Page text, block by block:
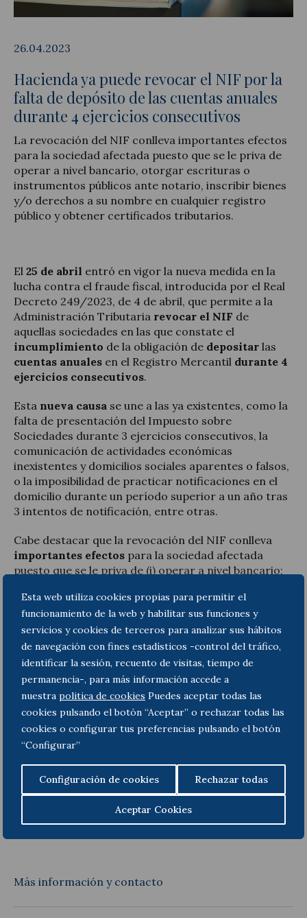
Esta web utiliza cookies propias para permitir el
funcionamiento de la web y habilitar sus funciones y
servicios y cookies de terceros para analizar sus hábitos
de navegación con fines estadísticos -control del tráfico,
identificar la sesión, recuento de visitas, tiempo de
permanencia-, para más información accede a
nuestra politica de cookies Puedes aceptar todas las
cookies pulsando el botón “Aceptar” o rechazar todas las
cookies o configurar tus preferencias pulsando el botón
“Configurar”
Configuración de cookies Rechazar todas
Aceptar Cookies
Legal Update
News and Articles
26.04.2023
Hacienda ya puede revocar el NIF por la
falta de depósito de las cuentas anuales
durante 4 ejercicios consecutivos
La revocación del NIF conlleva importantes efectos
para la sociedad afectada puesto que se le priva de
operar a nivel bancario, otorgar escrituras o
instrumentos públicos ante notario, inscribir bienes
y/o derechos a su nombre en cualquier registro
público y obtener certificados tributarios.
El 25 de abril entró en vigor la nueva medida en la
lucha contra el fraude fiscal, introducida por el Real
Decreto 249/2023, de 4 de abril, que permite a la
Administración Tributaria revocar el NIF de
aquellas sociedades en las que constate el
incumplimiento de la obligación de depositar las
cuentas anuales en el Registro Mercantil durante 4
ejercicios consecutivos.
Esta nueva causa se une a las ya existentes, como la
falta de presentación del Impuesto sobre
Sociedades durante 3 ejercicios consecutivos, la
comunicación de actividades económicas
inexistentes y domicilios sociales aparentes o falsos,
o la imposibilidad de practicar notificaciones en el
domicilio durante un período superior a un año tras
3 intentos de notificación, entre otras.
Cabe destacar que la revocación del NIF conlleva
importantes efectos para la sociedad afectada
puesto que se le priva de (i) operar a nivel bancario;
notario; (iii) inscribir bienes y/o derechos a su
nombre en cualquier registro público y (iv); obtener
certificados tributarios. Asimismo, la revocación
será publicada en el BOE y supondrá la baja
automática en los registros fiscales en los que
hubiera figurado.
En caso de que se produzca la revocación del NIF
por la falta de depósito de las cuentas anuales, se
podrárehabilitarsi se acredita la subsanación del
incumplimiento.
Para evitar el riesgo de revocación del NIF por esta
nueva causa, aconsejamos revisar esta situación y,
poner al día el depósito
anuales.
Más información y contacto